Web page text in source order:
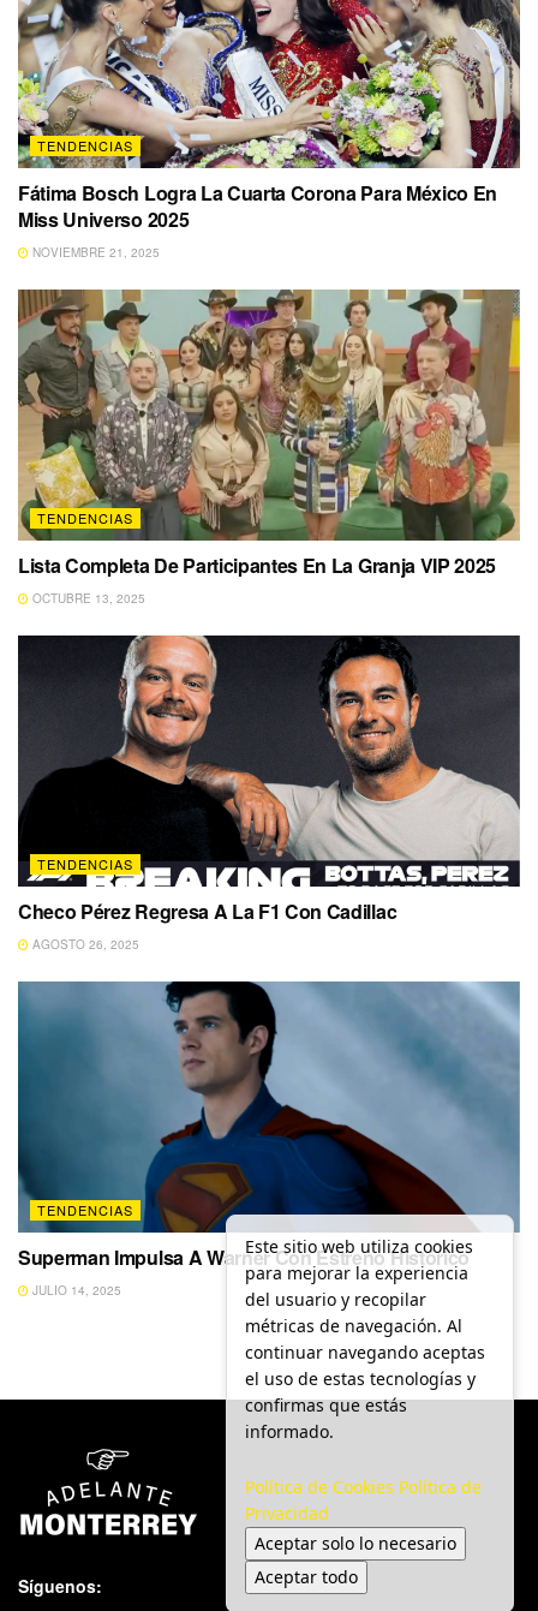
TENDENCIAS
Fátima Bosch Logra La Cuarta Corona Para México En
Miss Universo 2025
NOVIEMBRE 21, 2025
TENDENCIAS
Lista Completa De Participantes En La Granja VIP 2025
OCTUBRE 13, 2025
TENDENCIAS
Checo Pérez Regresa A La F1 Con Cadillac
AGOSTO 26, 2025
TENDENCIAS
Superman Impulsa A Warner Con Estreno Histórico
JULIO 14, 2025
Síguenos:
Este sitio web utiliza cookies
para mejorar la experiencia
del usuario y recopilar
métricas de navegación. Al
continuar navegando aceptas
el uso de estas tecnologías y
confirmas que estás
informado.
Política de Cookies Política de
Privacidad
Aceptar solo lo necesario
Aceptar todo